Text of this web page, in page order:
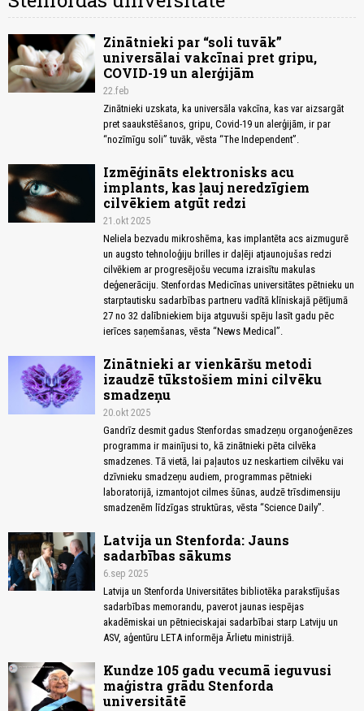
Zinātnieki par “soli tuvāk”
universālai vakcīnai pret gripu,
COVID-19 un alerģijām
22.feb
Zinātnieki uzskata, ka universāla vakcīna, kas var aizsargāt
pret saaukstēšanos, gripu, Covid-19 un alerģijām, ir par
“nozīmīgu soli” tuvāk, vēsta “The Independent”.
Izmēģināts elektronisks acu
implants, kas ļauj neredzīgiem
cilvēkiem atgūt redzi
21.okt 2025
Neliela bezvadu mikroshēma, kas implantēta acs aizmugurē
un augsto tehnoloģiju brilles ir daļēji atjaunojušas redzi
cilvēkiem ar progresējošu vecuma izraisītu makulas
deģenerāciju. Stenfordas Medicīnas universitātes pētnieku un
starptautisku sadarbības partneru vadītā klīniskajā pētījumā
27 no 32 dalībniekiem bija atguvuši spēju lasīt gadu pēc
ierīces saņemšanas, vēsta “News Medical”.
Zinātnieki ar vienkāršu metodi
izaudzē tūkstošiem mini cilvēku
smadzeņu
20.okt 2025
Gandrīz desmit gadus Stenfordas smadzeņu organoģenēzes
programma ir mainījusi to, kā zinātnieki pēta cilvēka
smadzenes. Tā vietā, lai paļautos uz neskartiem cilvēku vai
dzīvnieku smadzeņu audiem, programmas pētnieki
laboratorijā, izmantojot cilmes šūnas, audzē trīsdimensiju
smadzenēm līdzīgas struktūras, vēsta “Science Daily”.
Latvija un Stenforda: Jauns
sadarbības sākums
6.sep 2025
Latvija un Stenforda Universitātes bibliotēka parakstījušas
sadarbības memorandu, paverot jaunas iespējas
akadēmiskai un pētnieciskajai sadarbībai starp Latviju un
ASV, aģentūru LETA informēja Ārlietu ministrijā.
Kundze 105 gadu vecumā ieguvusi
maģistra grādu Stenforda
universitātē